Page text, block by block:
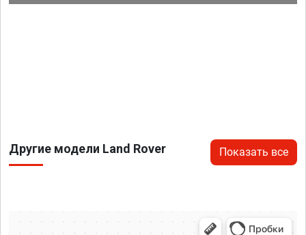
Другие модели Land Rover Показать все